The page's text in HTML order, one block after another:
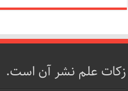
زکات علم نشر آن است.